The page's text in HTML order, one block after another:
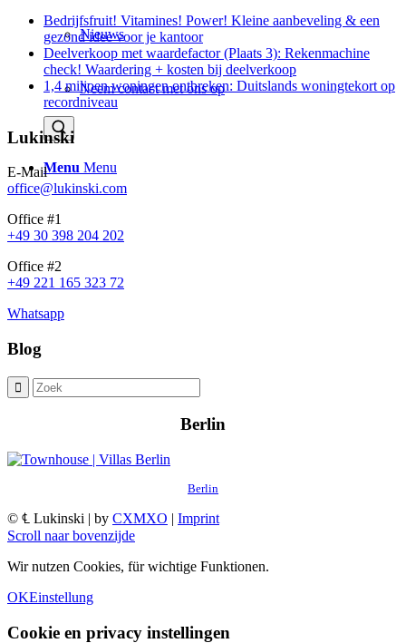
Nieuws
Neem contact met ons op
Menu Menu
Bedrijfsfruit! Vitamines! Power! Kleine aanbeveling & een
gezond idee voor je kantoor
Deelverkoop met waardefactor (Plaats 3): Rekenmachine
check! Waardering + kosten bij deelverkoop
1,4 miljoen woningen ontbreken: Duitslands woningtekort op
recordniveau
Lukinski
E-Mail
office@lukinski.com
Office #1
+49 30 398 204 202
Office #2
+49 221 165 323 72
Whatsapp
Blog
Berlin
Berlin
© ℄ Lukinski | by CXMXO | Imprint
Scroll naar bovenzijde
Wir nutzen Cookies, für wichtige Funktionen.
OKEinstellung
Cookie en privacy instellingen